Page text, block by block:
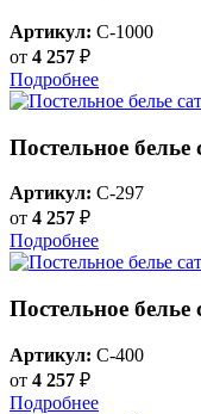
Артикул: C-1000
от 4 257 ₽
Подробнее
Постельное
Артикул: C-297
от 4 257 ₽
Подробнее
Постельное белье
Артикул: C-400
от 4 257 ₽
Подробнее